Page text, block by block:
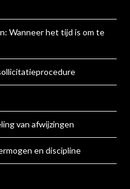
Wanneer het tijd is om te
van afwijzingen
en discipline